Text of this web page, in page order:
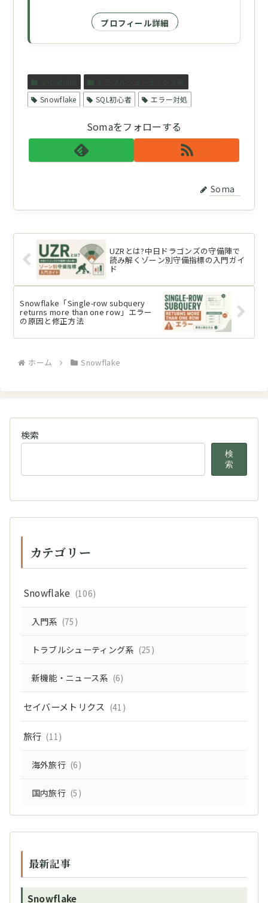
プロフィール詳細
Snowflake
トラブルシューティング系
Snowflake
SQL初心者 エラー対処
Somaをフォローする
Soma
UZRとは?中日ドラゴンズの守備陣で
読み解くゾーン別守備指標の入門ガイ
ド
Snowflake「Single-row subquery
returns more than one row」エラー
の原因と修正方法
ホーム Snowflake
検索
検
索
カテゴリー
Snowflake (106)
入門系 (75)
トラブルシューティング系 (25)
新機能・ニュース系 (6)
セイバーメトリクス (41)
旅行 (11)
海外旅行 (6)
国内旅行 (5)
最新記事
Snowflake